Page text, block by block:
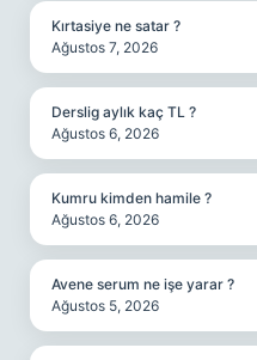
Kırtasiye ne satar ?
Ağustos 7, 2026
Derslig aylık kaç TL ?
Ağustos 6, 2026
Kumru kimden hamile ?
Ağustos 6, 2026
Avene serum ne işe yarar ?
Ağustos 5, 2026